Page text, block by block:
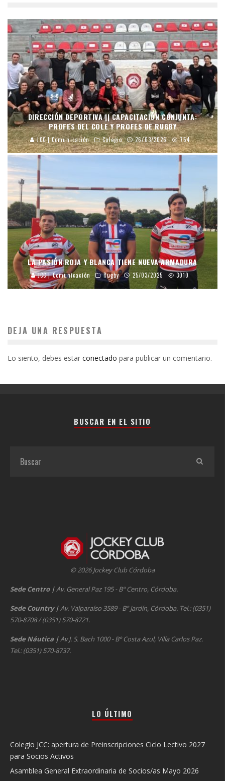
DIRECCIÓN DEPORTIVA || CAPACITACIÓN CONJUNTA:
PROFES DEL COLE Y PROFES DE RUGBY
JCC | Comunicación Colegio 26/03/2026 754
LA PASIÓN ROJA Y BLANCA TIENE NUEVA ARMADURA
JCC | Comunicación Rugby 25/03/2025 3010
DEJA UNA RESPUESTA
Lo siento, debes estar conectado para publicar un comentario.
BUSCAR EN EL SITIO
© 2026 Jockey Club Córdoba
Sede Centro |Av. General Paz 195 - Bº Centro, Córdoba.
Sede Country |Av. Valparaíso 3589 - Bº Jardín, Córdoba. Tel.: (0351)
570-8708 / (0351) 570-8721.
Sede Náutica |Av J. S. Bach 1000 - Bº Costa Azul, Villa Carlos Paz.
Tel.: (0351) 570-8737.
LO ÚLTIMO
Colegio JCC: apertura de Preinscripciones Ciclo Lectivo 2027
para Socios Activos
Asamblea General Extraordinaria de Socios/as Mayo 2026